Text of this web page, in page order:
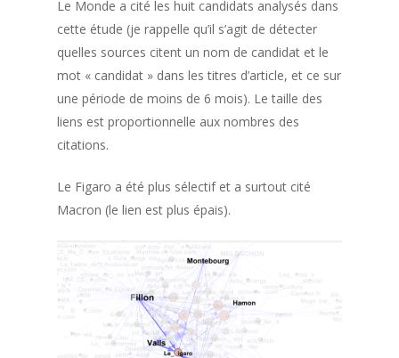
Le Monde a cité les huit candidats analysés dans
cette étude (je rappelle qu’il s’agit de détecter
quelles sources citent un nom de candidat et le
mot « candidat » dans les titres d’article, et ce sur
une période de moins de 6 mois). Le taille des
liens est proportionnelle aux nombres des
citations.
Le Figaro a été plus sélectif et a surtout cité
Macron (le lien est plus épais).